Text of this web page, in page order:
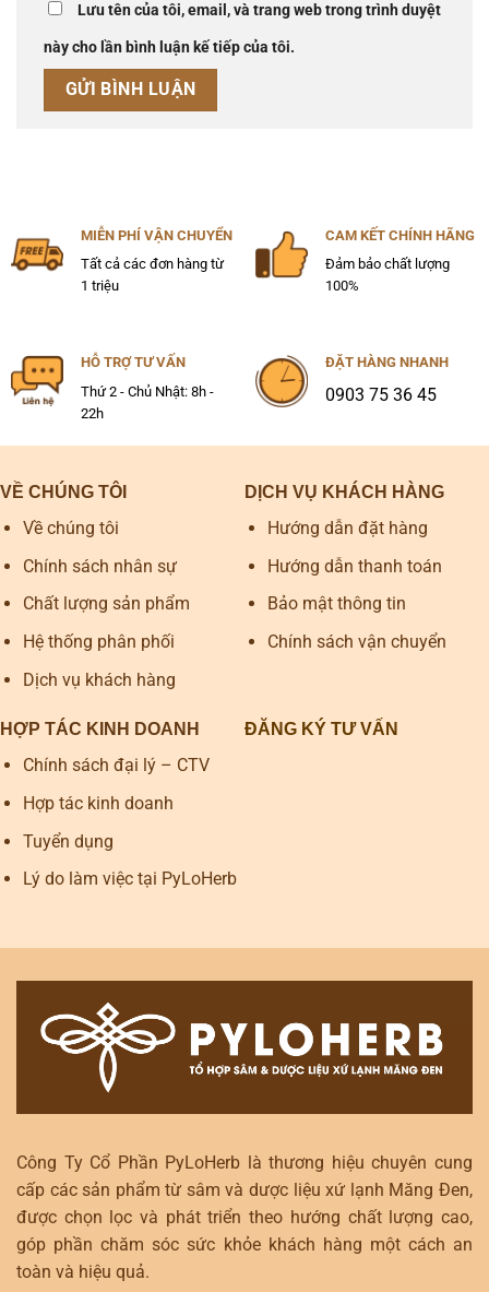
Lưu tên của tôi, email, và trang web trong trình duyệt
này cho lần bình luận kế tiếp của tôi.
MIỄN PHÍ VẬN CHUYỂN
Tất cả các đơn hàng từ
1 triệu
CAM KẾT CHÍNH HÃNG
Đảm bảo chất lượng
100%
HỖ TRỢ TƯ VẤN
Thứ 2 - Chủ Nhật: 8h -
22h
ĐẶT HÀNG NHANH
0903 75 36 45
VỀ CHÚNG TÔI
Về chúng tôi
Chính sách nhân sự
Chất lượng sản phẩm
Hệ thống phân phối
Dịch vụ khách hàng
DỊCH VỤ KHÁCH HÀNG
Hướng dẫn đặt hàng
Hướng dẫn thanh toán
Bảo mật thông tin
Chính sách vận chuyển
HỢP TÁC KINH DOANH
Chính sách đại lý – CTV
Hợp tác kinh doanh
Tuyển dụng
Lý do làm việc tại PyLoHerb
ĐĂNG KÝ TƯ VẤN
Công Ty Cổ Phần PyLoHerb là thương hiệu chuyên cung
cấp các sản phẩm từ sâm và dược liệu xứ lạnh Măng Đen,
được chọn lọc và phát triển theo hướng chất lượng cao,
góp phần chăm sóc sức khỏe khách hàng một cách an
toàn và hiệu quả.